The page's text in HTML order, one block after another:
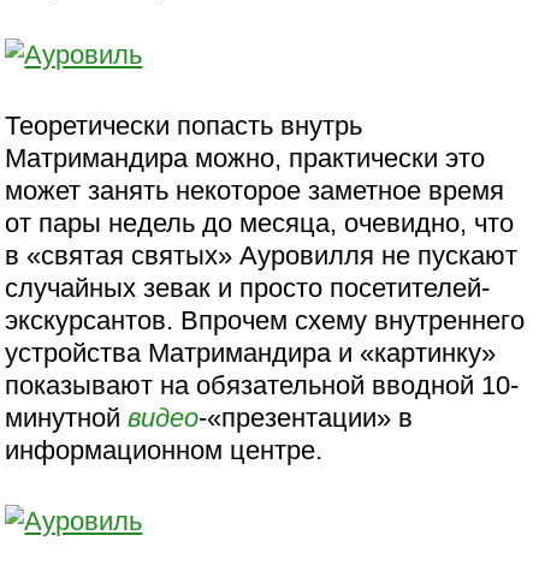
Теоретически попасть внутрь
Матримандира можно, практически это
может занять некоторое заметное время
от пары недель до месяца, очевидно, что
в «святая святых» Ауровилля не пускают
случайных зевак и просто посетителей-
экскурсантов. Впрочем схему внутреннего
устройства Матримандира и «картинку»
показывают на обязательной вводной 10-
минутнойвидео-«презентации» в
информационном центре.